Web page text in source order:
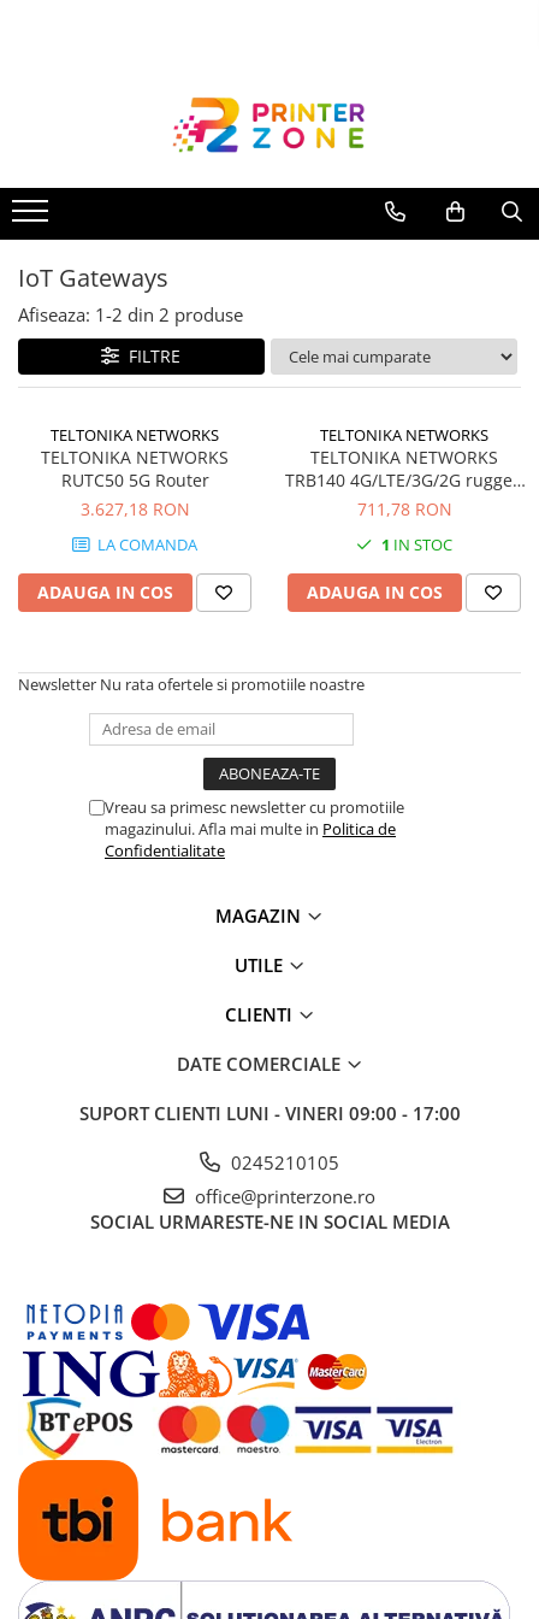
Imprimante cu jet
Multifunctionale laser
Multifunctionale cu jet
Imprimante etichete
Imprimante termice
Scanere
Accesorii imprimante
Piese schimb
Plottere
Consumabile imprimanta
Drum unit
Capete imprimare
Cartuse inkjet si cerneala
Filament imprimanta 3D
Ultrabookuri
Laptop-uri 2 in 1
Accesorii laptop
Mini PC AI
Piese si accesorii
Accesorii Printing
Ribbon
Desktop PC
PC Office
IoT Gateways
Afiseaza: 1-2 din 2 produse
FILTRE
TELTONIKA NETWORKS
TELTONIKA NETWORKS
RUTC50 5G Router
3.627,18 RON
LA COMANDA
ADAUGA IN COS
TELTONIKA NETWORKS
TELTONIKA NETWORKS
TRB140 4G/LTE/3G/2G rugged
gateway
711,78 RON
1 IN STOC
ADAUGA IN COS
Newsletter Nu rata ofertele si promotiile noastre
Vreau sa primesc newsletter cu promotiile
magazinului. Afla mai multe in Politica de
Confidentialitate
MAGAZIN
UTILE
CLIENTI
DATE COMERCIALE
SUPORT CLIENTI LUNI - VINERI 09:00 - 17:00
0245210105
office@printerzone.ro
SOCIAL URMARESTE-NE IN SOCIAL MEDIA